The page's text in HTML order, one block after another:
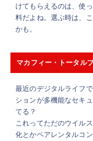
けてもらえるのは、使
料だよね。選ぶ時は、
かも。
マカフィー・トータル
最近のデジタルライフ
ションが多機能なセキ
てる？
これってただのウイル
化とかペアレンタルコ